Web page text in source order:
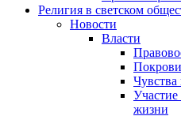
Религия в светском
Новости
Власти
жизни